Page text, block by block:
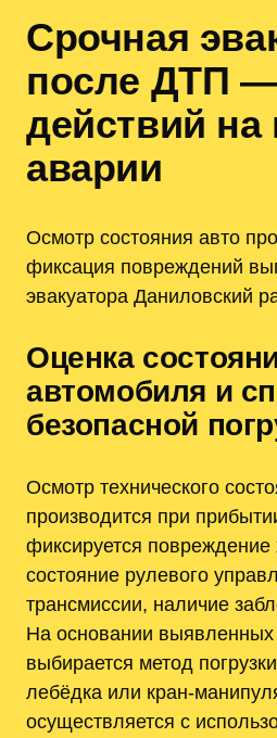
Срочная
после ДТП
действий на
аварии
Осмотр состояния авто
фиксация повреждений
эвакуатора Даниловский
Оценка
автомобиля и
безопасной
Осмотр технического
производится при
фиксируется повреждение
состояние рулевого
трансмиссии, наличие
На основании выявленных
выбирается метод
лебёдка или кран-
осуществляется с